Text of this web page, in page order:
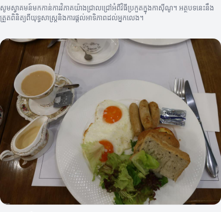
សូមស្វាគមន៍មកកាន់ការវិភាគយ៉ាងជ្រាលជ្រៅអំពីវិធីប្រកួតក្នុងកាស៊ីណូ។ អត្ថបទនេះនឹង
ត្រួតពិនិត្យពីយុទ្ធសាស្រ្តនិងការផ្តល់អាទិភាពដល់អ្នកលេង។